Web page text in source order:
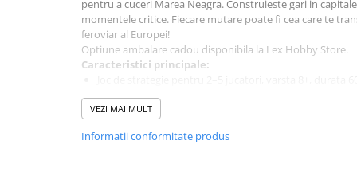
Plusuri si papusi
Studio Ghibli/My Neighbor
pentru a cuceri Marea Neagra. Construieste gari in
momentele critice. Fiecare mutare poate fi cea care te
feroviar al Europei!
Optiune ambalare cadou disponibila la Lex Hobby Store.
Caracteristici principale:
Harti iconice ale Europei cu tuneluri, feriboturi si gari
Mecanica premiata de completare a rutelor feroviare
Atmosfera de aventura istorica si competitie accesibila
VEZI MAI MULT
Informatii conformitate produs